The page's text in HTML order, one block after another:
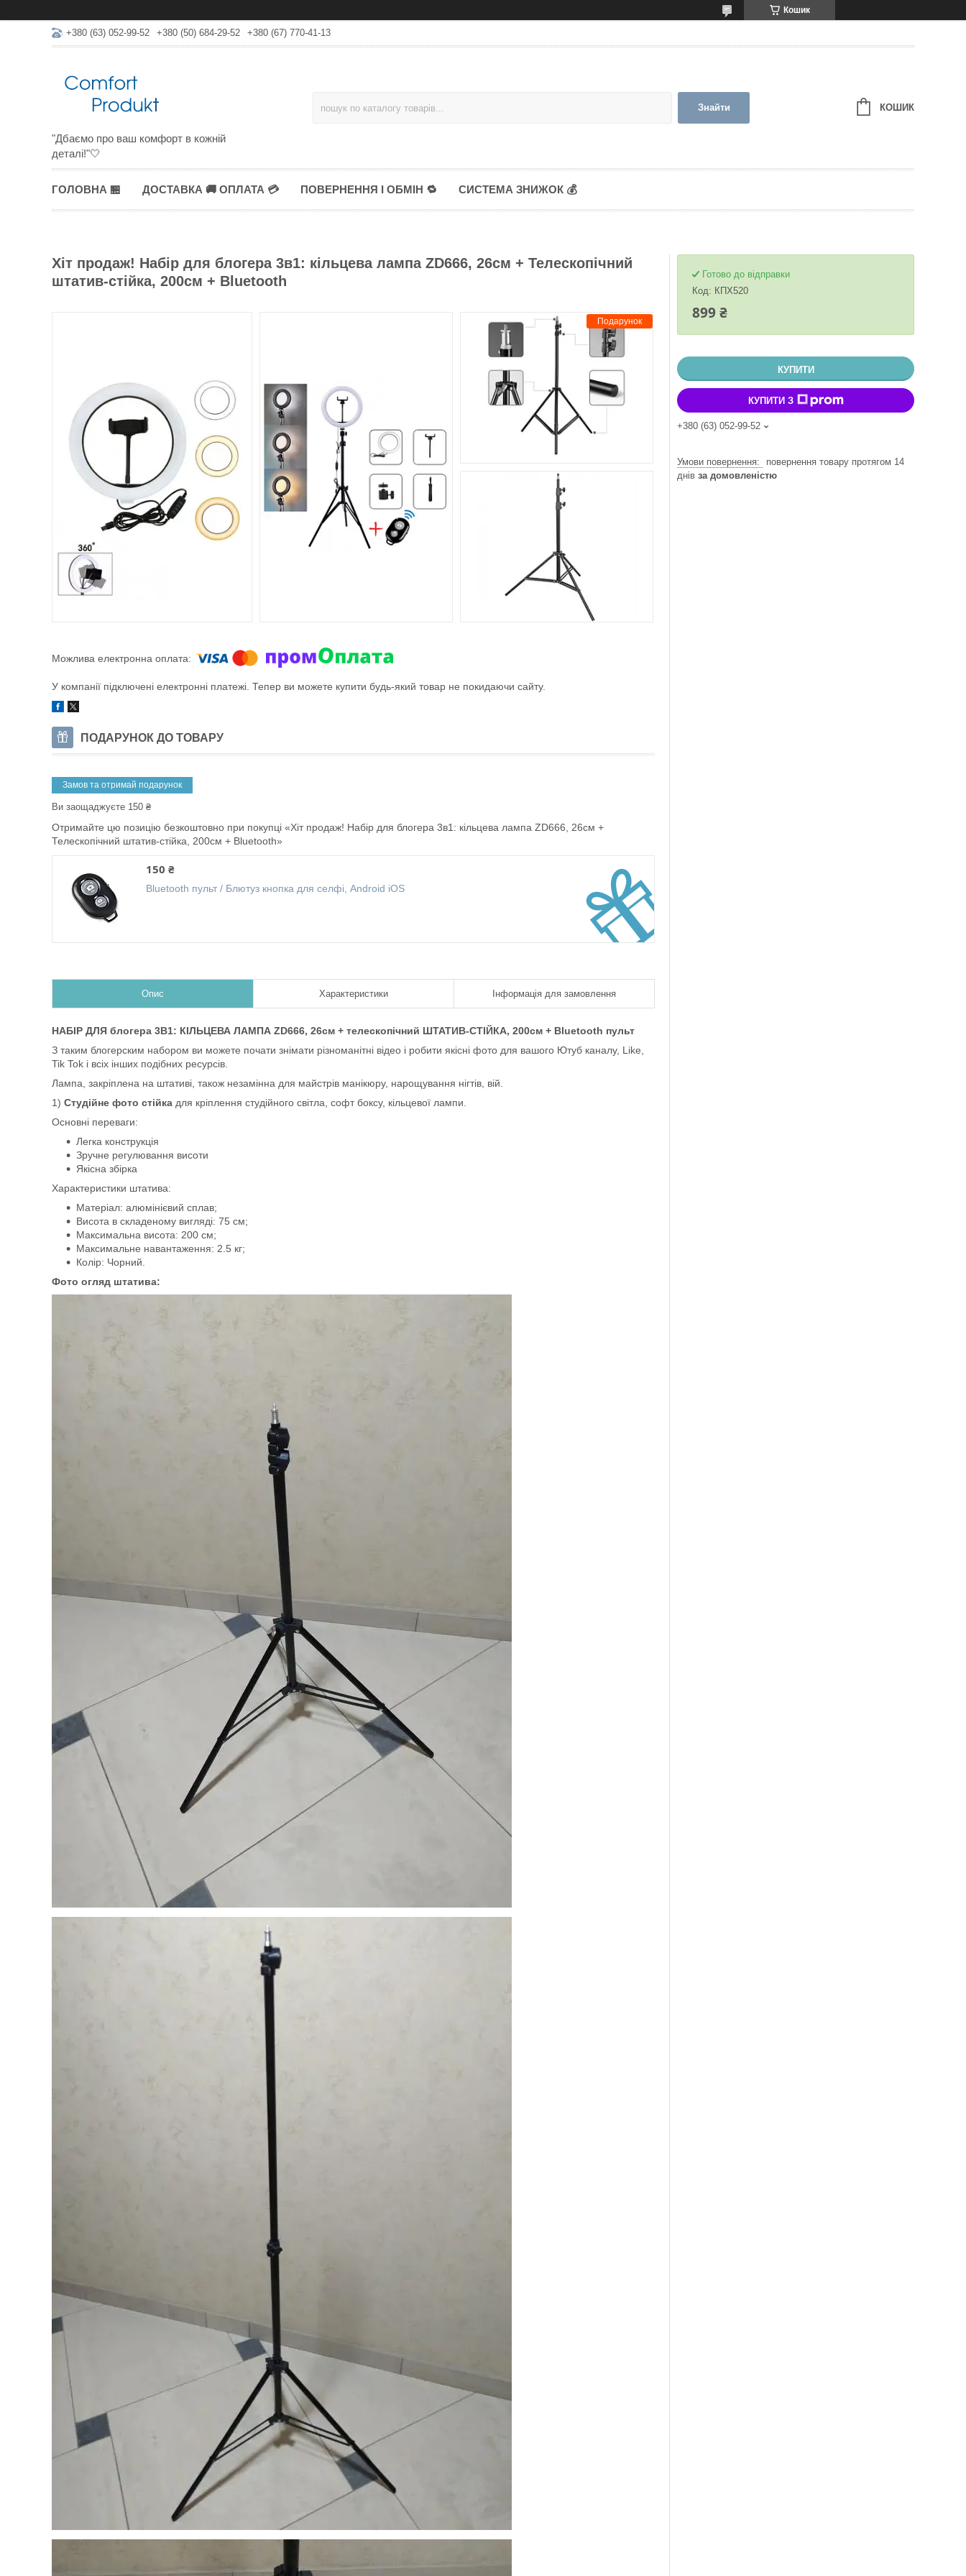
Кошик
+380 (63) 052-99-52 +380 (50) 684-29-52 +380 (67) 770-41-13
"Дбаємо про ваш комфорт в кожній
деталі!"🤍
Знайти КОШИК
ГОЛОВНА 🏪 ДОСТАВКА 🚚 ОПЛАТА 💳 ПОВЕРНЕННЯ І ОБМІН 🔁 СИСТЕМА ЗНИЖОК 💰
Хіт продаж! Набір для блогера 3в1: кільцева лампа ZD666, 26см + Телескопічний
штатив-стійка, 200см + Bluetooth
Подарунок
У компанії підключені електронні платежі. Тепер ви можете купити будь-який товар не покидаючи сайту.
ПОДАРУНОК ДО ТОВАРУ
Замов та отримай подарунок
Ви заощаджуєте 150 ₴
Отримайте цю позицію безкоштовно при покупці «Хіт продаж! Набір для блогера 3в1: кільцева лампа ZD666, 26см +
Телескопічний штатив-стійка, 200см + Bluetooth»
150 ₴
Bluetooth пульт / Блютуз кнопка для селфі, Android iOS
Опис Характеристики Інформація для замовлення
НАБІР ДЛЯ блогера 3В1: КІЛЬЦЕВА ЛАМПА ZD666, 26см + телескопічний ШТАТИВ-СТІЙКА, 200см + Bluetooth пульт
З таким блогерским набором ви можете почати знімати різноманітні відео і робити якісні фото для вашого Ютуб каналу, Like,
Tik Tok і всіх інших подібних ресурсів.
Лампа, закріплена на штативі, також незамінна для майстрів манікюру, нарощування нігтів, вій.
1) Студійне фото стійка для кріплення студійного світла, софт боксу, кільцевої лампи.
Основні переваги:
Легка конструкція
Зручне регулювання висоти
Якісна збірка
Характеристики штатива:
Матеріал: алюмінієвий сплав;
Висота в складеному вигляді: 75 см;
Максимальна висота: 200 см;
Максимальне навантаження: 2.5 кг;
Колір: Чорний.
Фото огляд штатива:
Готово до відправки
Код: КПХ520
899 ₴
КУПИТИ
КУПИТИ З
+380 (63) 052-99-52
повернення товару протягом 14
днів за домовленістю